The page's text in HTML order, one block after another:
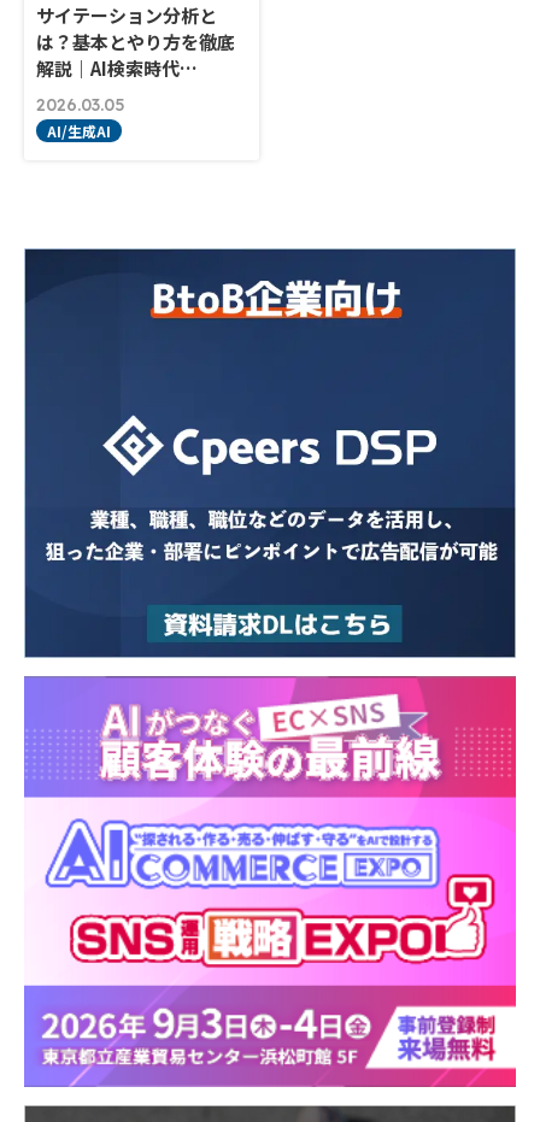
サイテーション分析と
は？基本とやり方を徹底
解説｜AI検索時代…
2026.03.05
AI/生成AI